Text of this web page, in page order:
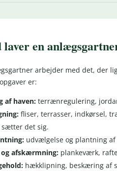
laver en
arbejder med det, der
er:
af haven: terrænregulering,
fliser, terrasser, indkørsel,
sætter det sig.
udvælgelse og plantning
og afskærmning: plankeværk,
hækklipning, beskæring af